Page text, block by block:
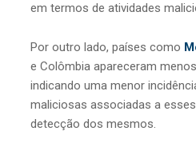
em termos de atividades
Por outro lado, países como
e Colômbia apareceram
indicando uma menor
maliciosas associadas a
detecção dos mesmos.